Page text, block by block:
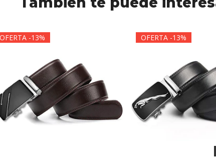
OFERTA -13% OFERTA -13%